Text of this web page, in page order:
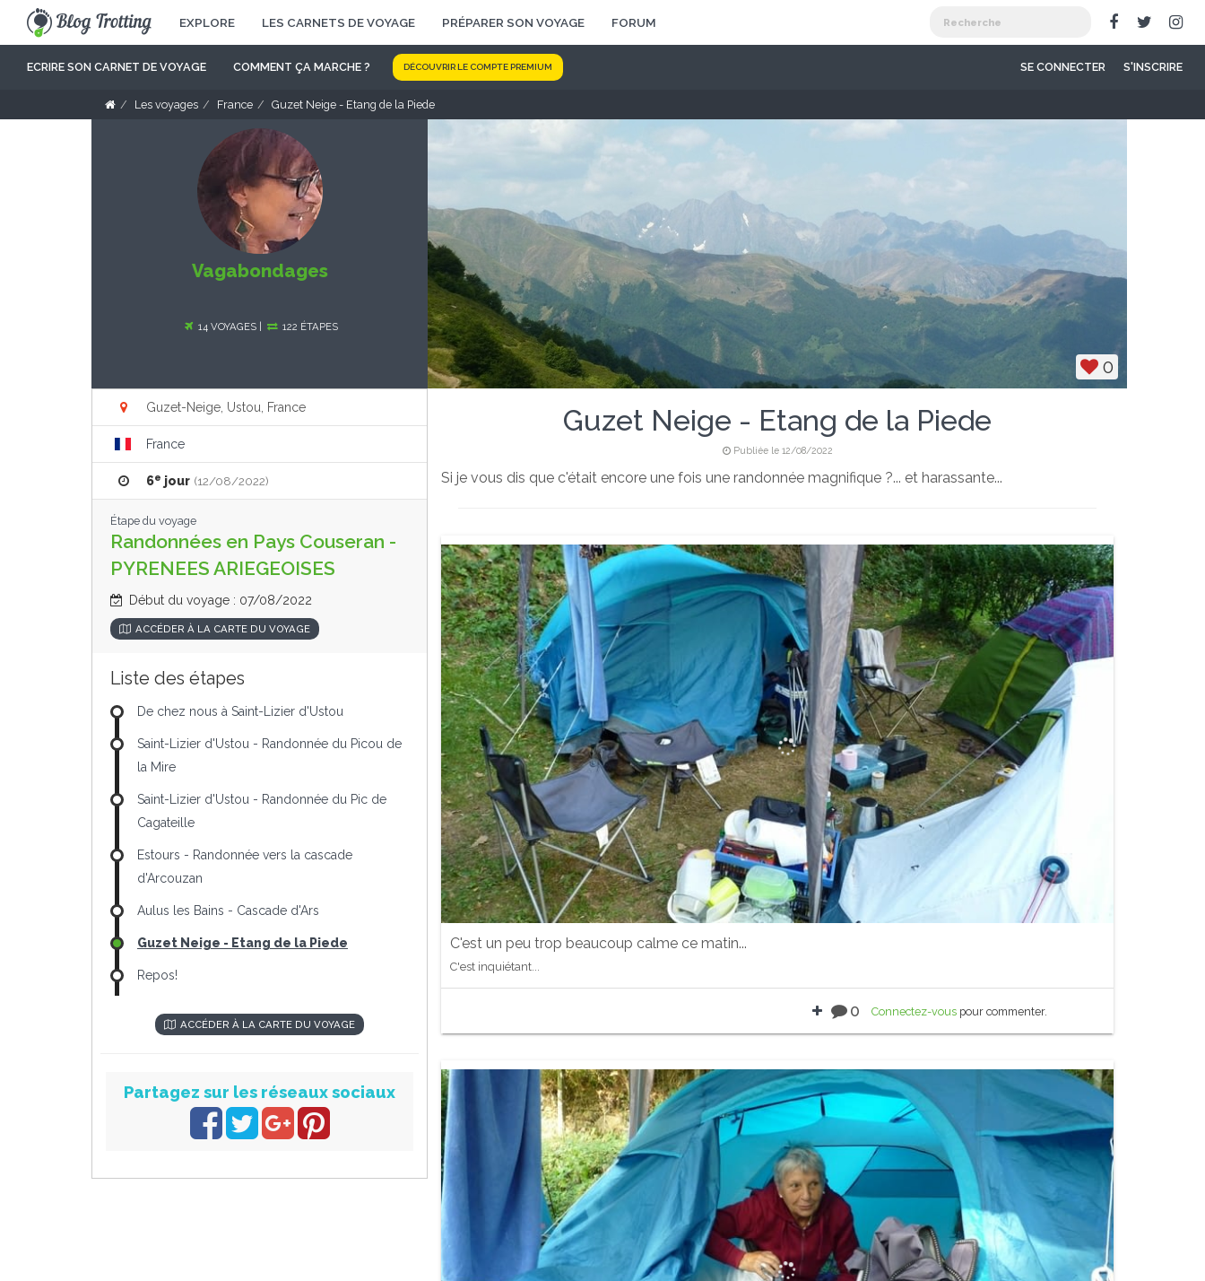
EXPLORE LES CARNETS DE VOYAGE PRÉPARER SON VOYAGE FORUM
ECRIRE SON CARNET DE VOYAGE COMMENT ÇA MARCHE ? DÉCOUVRIR LE COMPTE PREMIUM SE CONNECTER S'INSCRIRE
Les voyages France Guzet Neige - Etang de la Piede
0
Guzet Neige - Etang de la Piede
Publiée le 12/08/2022
Si je vous dis que c'était encore une fois une randonnée magnifique ?... et harassante...
C'est un peu trop beaucoup calme ce matin...
C'est inquiétant...
0 Connectez-vous pour commenter.
Vagabondages
14 VOYAGES | 122 ÉTAPES
Guzet-Neige, Ustou, France
France
6e jour (12/08/2022)
Étape du voyage
Randonnées en Pays Couseran -
PYRENEES ARIEGEOISES
Début du voyage : 07/08/2022
ACCÉDER À LA CARTE DU VOYAGE
Liste des étapes
De chez nous à Saint-Lizier d'Ustou
Saint-Lizier d'Ustou - Randonnée du Picou de
la Mire
Saint-Lizier d'Ustou - Randonnée du Pic de
Cagateille
Estours - Randonnée vers la cascade
d'Arcouzan
Aulus les Bains - Cascade d'Ars
Guzet Neige - Etang de la Piede
Repos!
ACCÉDER À LA CARTE DU VOYAGE
Partagez sur les réseaux sociaux